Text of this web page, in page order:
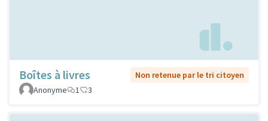
Boîtes à livres
Non retenue par le tri citoyen
Anonyme
1 3